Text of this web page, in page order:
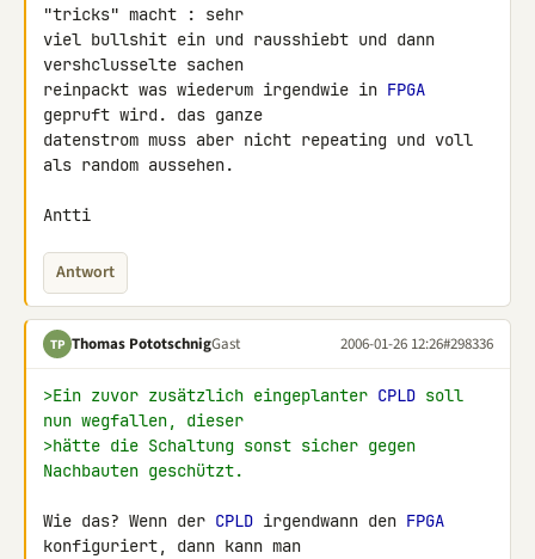
"tricks" macht : sehr
viel bullshit ein und rausshiebt und dann
vershclusselte sachen
reinpackt was wiederum irgendwie in FPGA
gepruft wird. das ganze
datenstrom muss aber nicht repeating und voll
als random aussehen.
Antti
Antwort
TP Thomas PototschnigGast 2006-01-26 12:26#298336
>Ein zuvor zusätzlich eingeplanter CPLD soll
nun wegfallen, dieser
>hätte die Schaltung sonst sicher gegen
Nachbauten geschützt.
Wie das? Wenn der CPLD irgendwann den FPGA
konfiguriert, dann kann man